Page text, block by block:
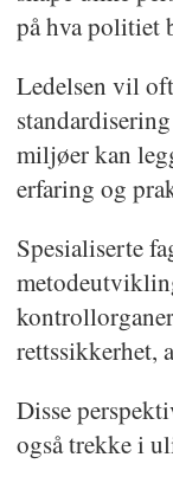
på hva politiet
Ledelsen vil
miljøer kan
erfaring og
Spesialiserte
rettssikkerhet,
Disse
også trekke i